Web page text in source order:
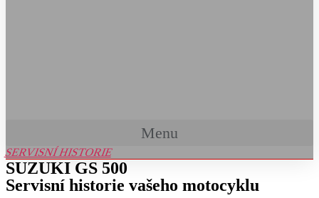
Menu
SERVISNÍ HISTORIE
SUZUKI GS 500
Servisní historie vašeho motocyklu